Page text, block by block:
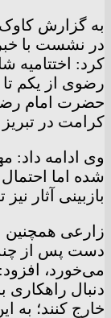
به گزارش
در نشست با
کرد: اختتامیه
رضوی از یکم تا
حضرت امام رضا
کرامت در
وی ادامه داد:
بازبینی آثار
زارعی همچنین
دست پس از
می‌خورد،
دنبال راهکاری
خارج کنند؛ به